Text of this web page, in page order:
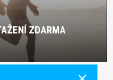
ZDARMA